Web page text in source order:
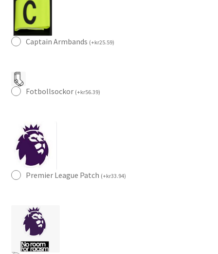
Captain Armbands (+kr25.59)
Fotbollsockor (+kr56.39)
Premier League Patch (+kr33.94)